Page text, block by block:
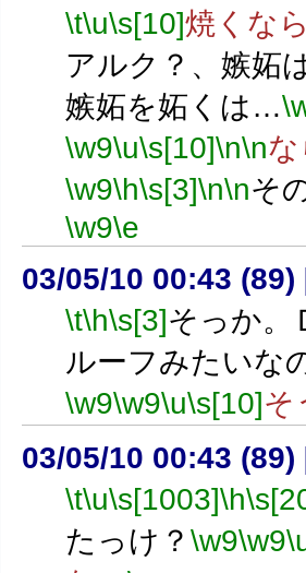
\t\u\s[10]焼くな
アルク？、嫉妬
嫉妬を妬くは…
\w9\u\s[10]\n\n
\w9\h\s[3]\n\nそ
\w9\e
03/05/10 00:43 (89)
\t\h\s[3]そっか。
ルーフみたいな
\w9\w9\u\s[10]そ
03/05/10 00:43 (89)
\t\u\s[1003]\h
たっけ？ \w9\w9